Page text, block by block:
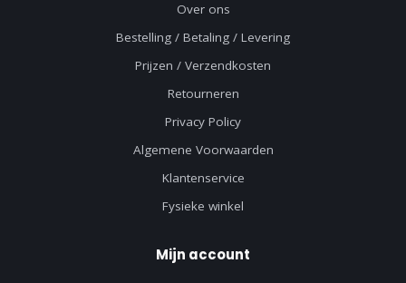
Over ons
Bestelling / Betaling / Levering
Prijzen / Verzendkosten
Retourneren
Privacy Policy
Algemene Voorwaarden
Klantenservice
Fysieke winkel
Mijn account